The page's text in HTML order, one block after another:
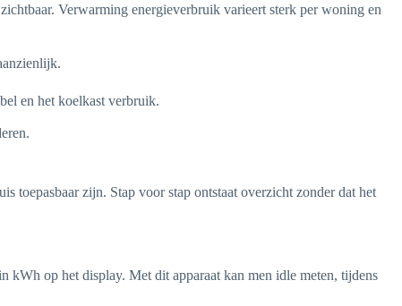
Verwarming energieverbruik varieert sterk per woning en
en het koelkast verbruik.
toepasbaar zijn. Stap voor stap ontstaat overzicht zonder dat het
kWh op het display. Met dit apparaat kan men idle meten, tijdens